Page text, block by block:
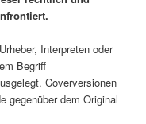
Interpreten oder
Begriff
Coverversionen
gegenüber dem Original